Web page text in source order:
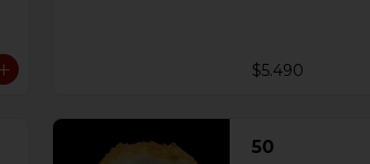
$5.490
50